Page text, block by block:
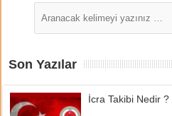
Son Yazılar
İcra Takibi Nedir ?